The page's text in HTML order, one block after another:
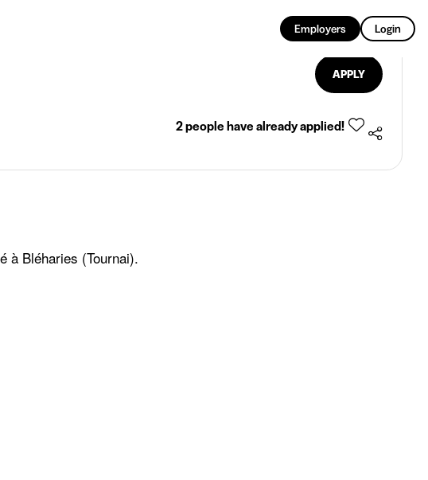
Employers Login
APPLY
2 people have already applied!
à Bléharies (Tournai).